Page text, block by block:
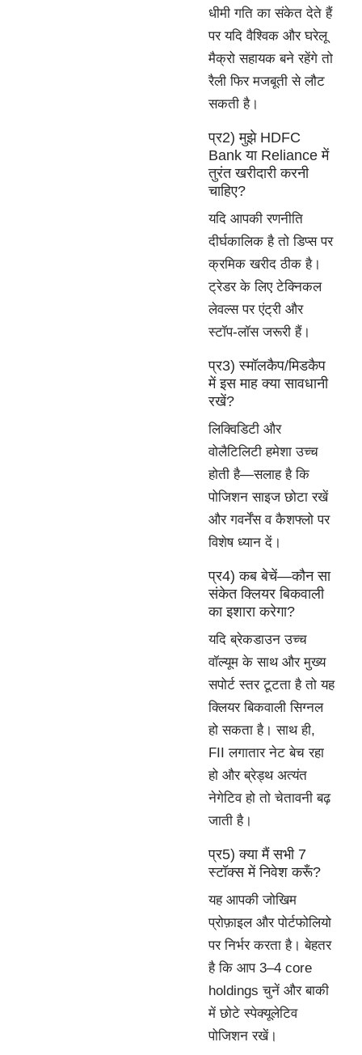
धीमी गति का संकेत देते हैं
पर यदि वैश्विक और घरेलू
मैक्रो सहायक बने रहेंगे तो
रैली फिर मजबूती से लौट
सकती है।
प्र2) मुझे HDFC
Bank या Reliance में
तुरंत खरीदारी करनी
चाहिए?
यदि आपकी रणनीति
दीर्घकालिक है तो डिप्स पर
क्रमिक खरीद ठीक है।
ट्रेडर के लिए टेक्निकल
लेवल्स पर एंट्री और
स्टॉप-लॉस जरूरी हैं।
प्र3) स्मॉलकैप/मिडकैप
में इस माह क्या सावधानी
रखें?
लिक्विडिटी और
वोलैटिलिटी हमेशा उच्च
होती है—सलाह है कि
पोजिशन साइज छोटा रखें
और गवर्नेंस व कैशफ्लो पर
विशेष ध्यान दें।
प्र4) कब बेचें—कौन सा
संकेत क्लियर बिकवाली
का इशारा करेगा?
यदि ब्रेकडाउन उच्च
वॉल्यूम के साथ और मुख्य
सपोर्ट स्तर टूटता है तो यह
क्लियर बिकवाली सिग्नल
हो सकता है। साथ ही,
FII लगातार नेट बेच रहा
हो और ब्रेड्थ अत्यंत
नेगेटिव हो तो चेतावनी बढ़
जाती है।
प्र5) क्या मैं सभी 7
स्टॉक्स में निवेश करूँ?
यह आपकी जोखिम
प्रोफ़ाइल और पोर्टफोलियो
पर निर्भर करता है। बेहतर
है कि आप 3–4 core
holdings चुनें और बाकी
में छोटे स्पेक्यूलेटिव
पोजिशन रखें।